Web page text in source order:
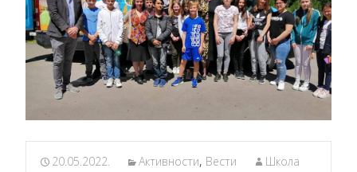
20.05.2022. Активности, Вести Школа